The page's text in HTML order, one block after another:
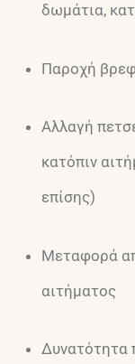
δωμάτια,
Παροχή
Αλλαγή
κατόπιν
επίσης)
Μεταφορά
αιτήματος
Δυνατότητα